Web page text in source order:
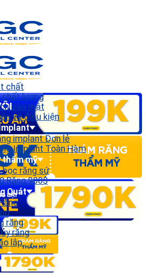
chất
chất lượng
bảo mật
và điều kiện
implant Đơn lẻ
Implant Toàn Hàm
thẩm mỹ
bọc răng sứ
Răng 900$
Quát
răng
răng
lắp